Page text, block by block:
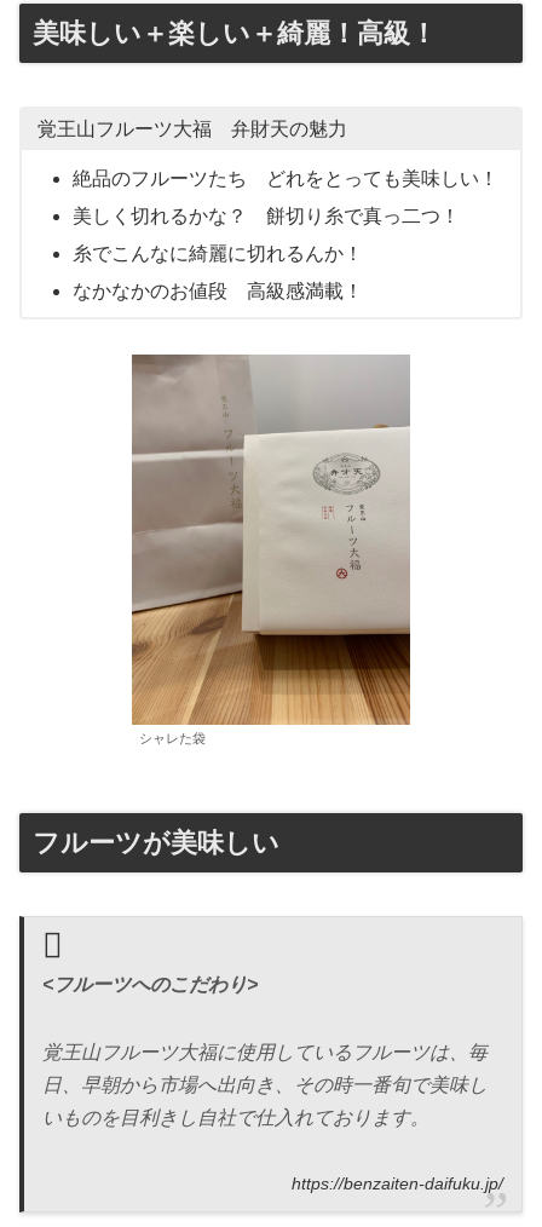
美味しい＋楽しい＋綺麗！高級！
覚王山フルーツ大福 弁財天の魅力
絶品のフルーツたち どれをとっても美味しい！
美しく切れるかな？ 餅切り糸で真っ二つ！
糸でこんなに綺麗に切れるんか！
なかなかのお値段 高級感満載！
シャレた袋
フルーツが美味しい
<フルーツへのこだわり>
覚王山フルーツ大福に使用しているフルーツは、毎
日、早朝から市場へ出向き、その時一番旬で美味し
いものを目利きし自社で仕入れております。
https://benzaiten-daifuku.jp/